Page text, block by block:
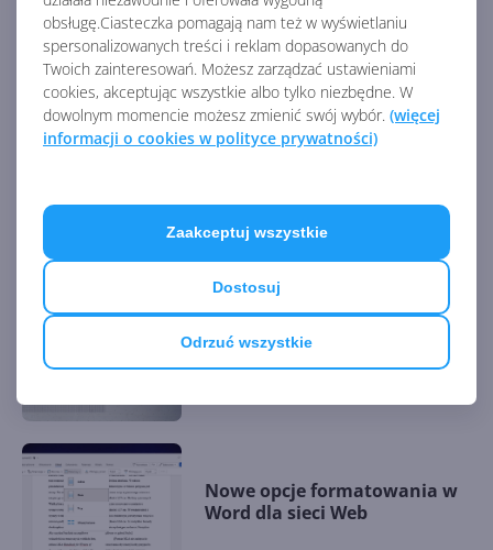
obsługę.Ciasteczka pomagają nam też w wyświetlaniu
spersonalizowanych treści i reklam dopasowanych do
Twoich zainteresowań. Możesz zarządzać ustawieniami
cookies, akceptując wszystkie albo tylko niezbędne. W
dowolnym momencie możesz zmienić swój wybór. (więcej
informacji o cookies w polityce prywatności)
Odrzuć wszystkie
Dostosuj
Zaakceptuj wszystkie
Exchange i Skype dla firm z
programem ESU. O ile
przedłuży to wsparcie?
Niedługo koniec wsparcia dla
Exchange Server 2016 i 2019.
Co dalej?
Zbliża się koniec wsparcia
Exchange Server 2016. Jak go
Nowe opcje formatowania w
Word dla sieci Web